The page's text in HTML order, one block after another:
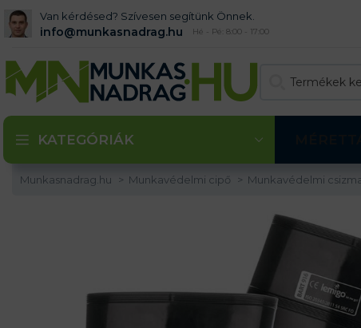
Van kérdésed? Szívesen segítünk Önnek.
info@munkasnadrag.hu Hé - Pé: 8:00 - 17:00
KATEGÓRIÁK
Munkasnadrag.hu Munkavédelmi cipő Munkavédelmi